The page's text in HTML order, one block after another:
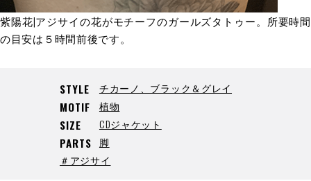
紫陽花|アジサイの花がモチーフのガールズタトゥー。所要時間
の目安は５時間前後です。
STYLE チカーノ、ブラック＆グレイ
MOTIF 植物
SIZE CDジャケット
PARTS
脚
＃アジサイ